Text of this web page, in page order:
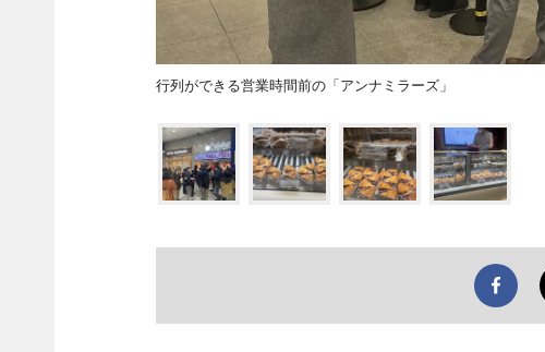
行列ができる営業時間前の「アンナミラーズ」